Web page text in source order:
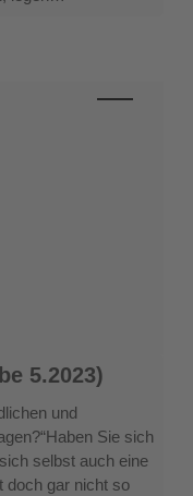
5.2023)
und
Sie sich
selbst auch eine
doch gar nicht so